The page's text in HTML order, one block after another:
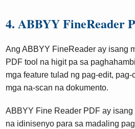
4. ABBYY FineReader
Ang ABBYY FineReader ay isang
PDF tool na higit pa sa
mga feature tulad ng pag-edit,
mga na-scan na dokumento.
ABBYY Fine Reader PDF ay isang
na idinisenyo para sa madaling